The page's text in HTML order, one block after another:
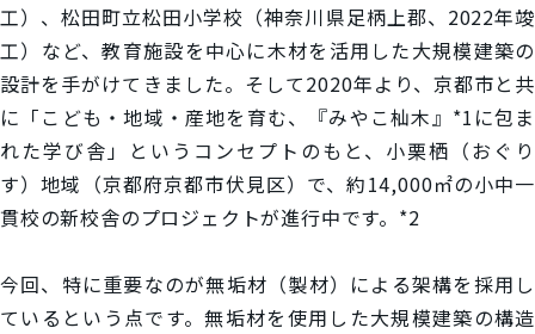
工）、松田町立松田小学校（神奈川県足柄上郡、2022年竣
工）など、教育施設を中心に木材を活用した大規模建築の
設計を手がけてきました。そして2020年より、京都市と共
に「こども・地域・産地を育む、『みやこ杣木』*1に包ま
れた学び舎」というコンセプトのもと、小栗栖（おぐり
す）地域（京都府京都市伏見区）で、約14,000㎡の小中一
貫校の新校舎のプロジェクトが進行中です。*2
今回、特に重要なのが無垢材（製材）による架構を採用し
ているという点です。無垢材を使用した大規模建築の構造